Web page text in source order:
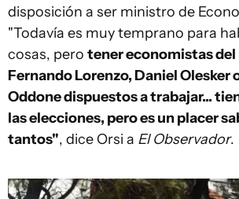
disposición a ser ministro de
"Todavía es muy temprano para
cosas, pero tener economistas del
Fernando Lorenzo, Daniel Olesker
Oddone dispuestos a trabajar...
las elecciones, pero es un placer
tantos", dice Orsi a El Observador.